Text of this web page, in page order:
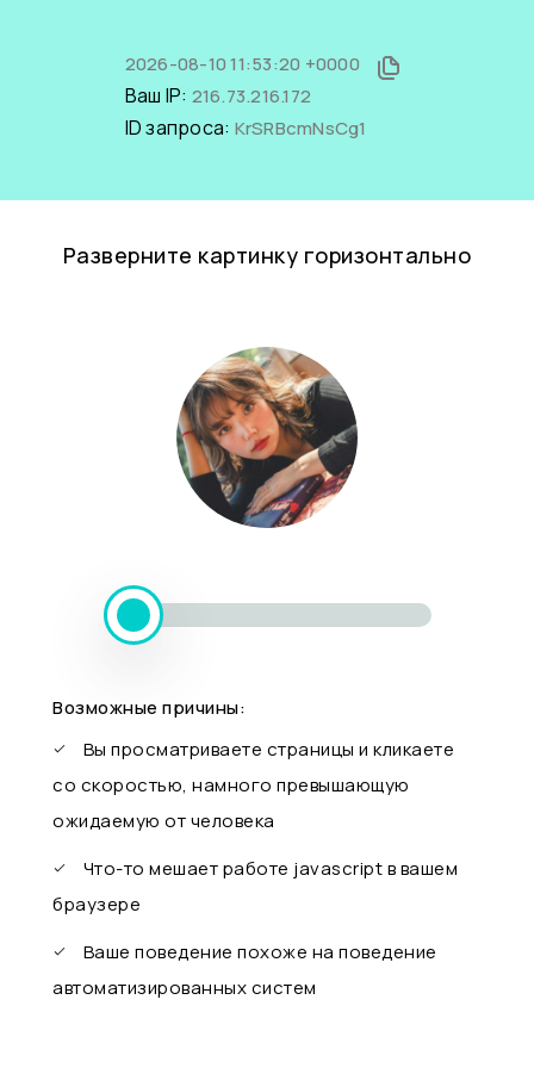
2026-08-10 11:53:20 +0000
Ваш IP: 216.73.216.172
ID запроса: KrSRBcmNsCg1
Разверните картинку горизонтально
Возможные причины:
Вы просматриваете страницы и кликаете
со скоростью, намного превышающую
ожидаемую от человека
Что-то мешает работе javascript в вашем
браузере
Ваше поведение похоже на поведение
автоматизированных систем